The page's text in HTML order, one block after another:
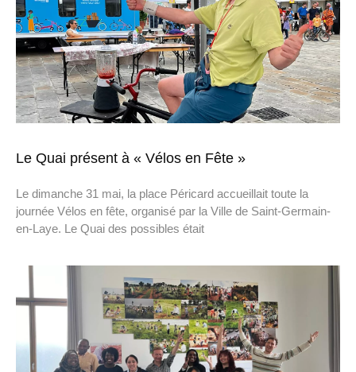
Le Quai présent à « Vélos en Fête »
Le dimanche 31 mai, la place Péricard accueillait toute la
journée Vélos en fête, organisé par la Ville de Saint-Germain-
en-Laye. Le Quai des possibles était